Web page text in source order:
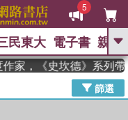
5
GO
高希均教授回憶錄
、 父親節 、 如果歷
民東大 電子書 親子
家，《史坎德》系列帶
篩選